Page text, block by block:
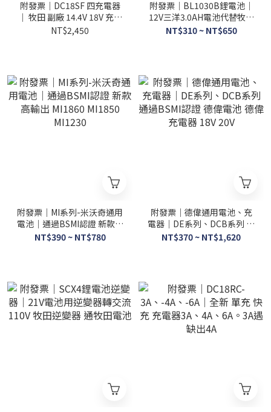
附發票｜DC18SF 四充電器
｜ 牧田 副廠 14.4V 18V 充電
器 帶雙USB 3A快充電器 全
NT$2,450
附發票｜BL1030B鋰電池｜
12V三洋3.0AH電池代替牧田
10.8V鋰電池makita非
NT$310 ~ NT$650
附發票｜MI系列-米沃奇通用
電池｜通過BSMI認證 新款高
輸出 MI1860 MI1850
NT$390 ~ NT$780
附發票｜德偉通用電池、充
電器｜DE系列、DCB系列 通
過BSMI認證 德偉電池 德偉
NT$370 ~ NT$1,620